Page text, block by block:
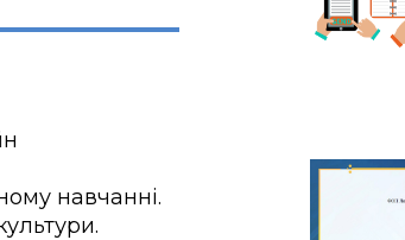
навчанні.